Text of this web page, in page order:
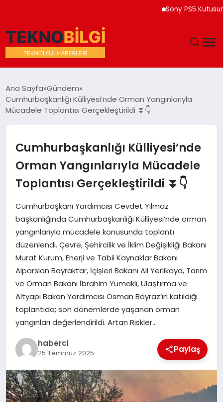
Sony PS5 Kutusuna
DÜNYA
MAGAZIN
SAĞLIK
SIYASET
SPOR
TEKNOLOJI
YAŞAM
Ana Sayfa Gündem
Cumhurbaşkanlığı Külliyesi’nde Orman Yangınlarıyla
Mücadele Toplantısı Gerçekleştirildi ⏬👇
Cumhurbaşkanlığı Külliyesi’nde
Orman Yangınlarıyla Mücadele
Toplantısı Gerçekleştirildi ⏬👇
Cumhurbaşkanı Yardımcısı Cevdet Yılmaz
başkanlığında Cumhurbaşkanlığı Külliyesi’nde orman
yangınlarıyla mücadele konusunda toplantı
düzenlendi. Çevre, Şehircilik ve İklim Değişikliği Bakanı
Murat Kurum, Enerji ve Tabii Kaynaklar Bakanı
Alparslan Bayraktar, İçişleri Bakanı Ali Yerlikaya, Tarım
ve Orman Bakanı İbrahim Yumaklı, Ulaştırma ve
Altyapı Bakan Yardımcısı Osman Boyraz’ın katıldığı
toplantıda; son dönemlerde yaşanan orman
yangınları değerlendirildi. Artan Riskler…
haberci
25 Temmuz 2025 Paylaş